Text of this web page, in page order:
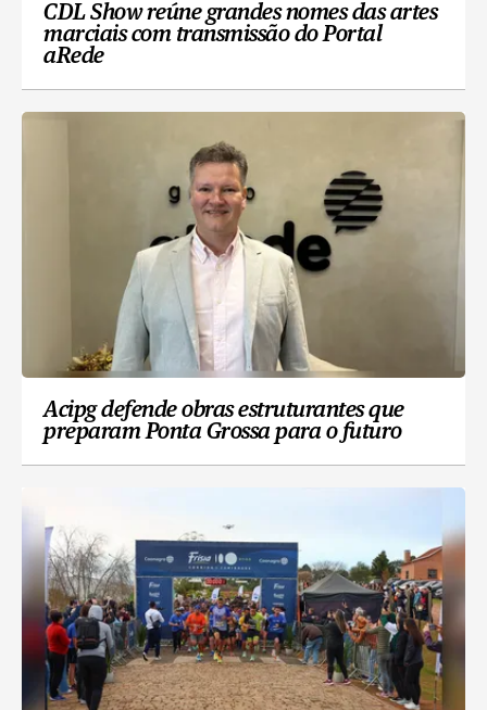
CDL Show reúne grandes nomes das artes
marciais com transmissão do Portal
aRede
Acipg defende obras estruturantes que
preparam Ponta Grossa para o futuro